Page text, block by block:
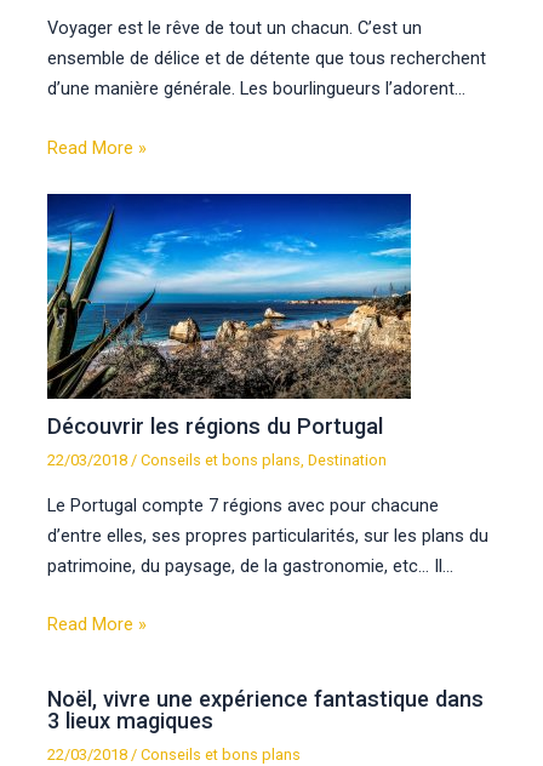
Voyager est le rêve de tout un chacun. C’est un
ensemble de délice et de détente que tous recherchent
d’une manière générale. Les bourlingueurs l’adorent…
Read More »
Découvrir les régions du Portugal
22/03/2018/Conseils et bons plans,Destination
Le Portugal compte 7 régions avec pour chacune
d’entre elles, ses propres particularités, sur les plans du
patrimoine, du paysage, de la gastronomie, etc… Il…
Read More »
Noël, vivre une expérience fantastique dans
3 lieux magiques
22/03/2018 /Conseils et bons plans